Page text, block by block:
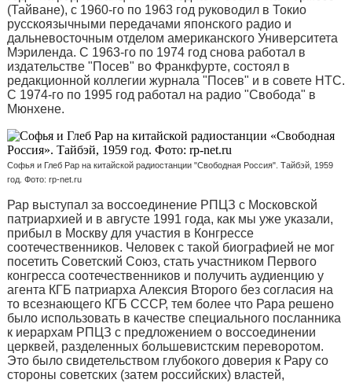
(Тайване), с 1960-го по 1963 год руководил в Токио
русскоязычными передачами японского радио и
дальневосточным отделом американского Университета
Мэриленда. С 1963-го по 1974 год снова работал в
издательстве "Посев" во Франкфурте, состоял в
редакционной коллегии журнала "Посев" и в совете НТС.
С 1974-го по 1995 год работал на радио "Свобода" в
Мюнхене.
Софья и Глеб Рар на китайской радиостанции "Свободная Россия". Тайбэй, 1959
год. Фото: rp-net.ru
Рар выступал за воссоединение РПЦЗ с Московской
патриархией и в августе 1991 года, как мы уже указали,
прибыл в Москву для участия в Конгрессе
соотечественников. Человек с такой биографией не мог
посетить Советский Союз, стать участником Первого
конгресса соотечественников и получить аудиенцию у
агента КГБ патриарха Алексия Второго без согласия на
то всезнающего КГБ СССР, тем более что Рара решено
было использовать в качестве специального посланника
к иерархам РПЦЗ с предложением о воссоединении
церквей, разделенных большевистским переворотом.
Это было свидетельством глубокого доверия к Рару со
стороны советских (затем российских) властей,